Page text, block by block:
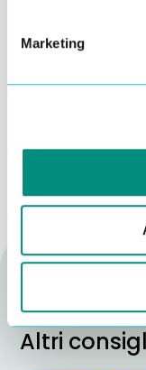
Marketing
trattamento dei
Altri